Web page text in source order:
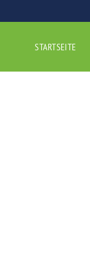
STARTSEITE